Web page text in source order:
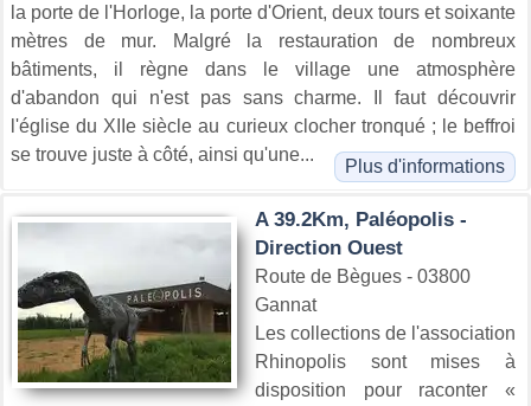
la porte de l'Horloge, la porte d'Orient, deux tours et soixante
mètres de mur. Malgré la restauration de nombreux
bâtiments, il règne dans le village une atmosphère
d'abandon qui n'est pas sans charme. Il faut découvrir
l'église du XIIe siècle au curieux clocher tronqué ; le beffroi
se trouve juste à côté, ainsi qu'une...
Plus d'informations
A 39.2Km, Paléopolis -
Direction Ouest
Route de Bègues - 03800
Gannat
Les collections de l'association
Rhinopolis sont mises à
disposition pour raconter «